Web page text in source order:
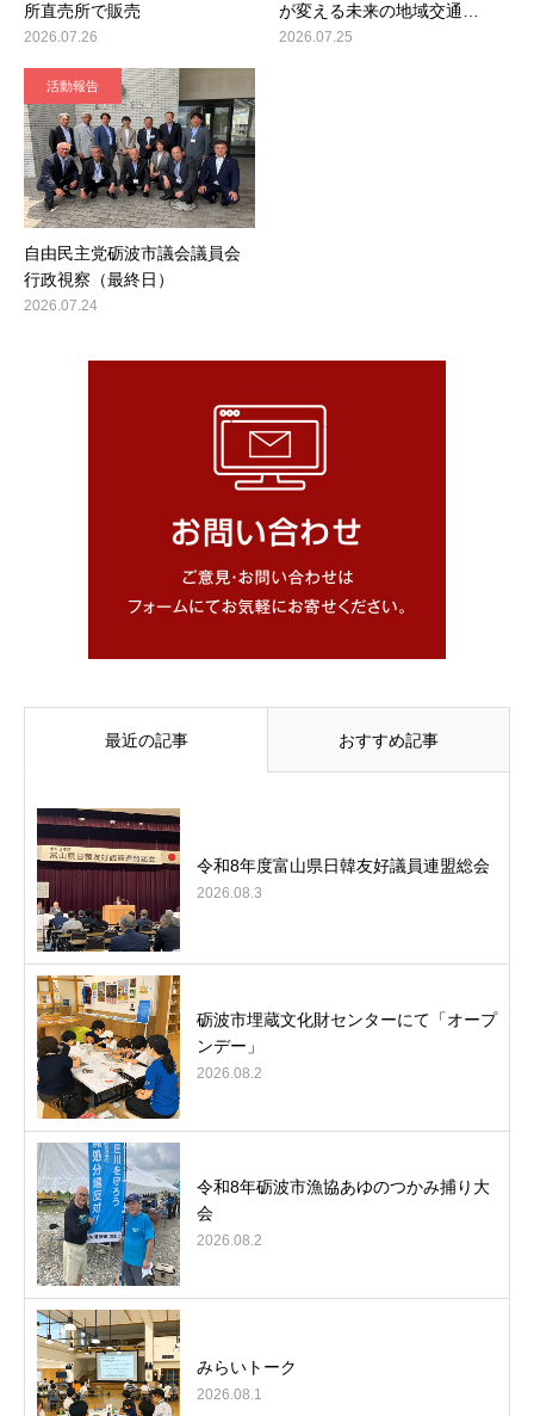
所直売所で販売
2026.07.26
が変える未来の地域交通…
2026.07.25
活動報告
自由民主党砺波市議会議員会
行政視察（最終日）
2026.07.24
最近の記事 おすすめ記事
令和8年度富山県日韓友好議員連盟総会
2026.08.3
砺波市埋蔵文化財センターにて「オープ
ンデー」
2026.08.2
令和8年砺波市漁協あゆのつかみ捕り大
会
2026.08.2
みらいトーク
2026.08.1